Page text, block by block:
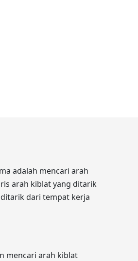
adalah mencari arah
arah kiblat yang ditarik
dari tempat kerja
mencari arah kiblat